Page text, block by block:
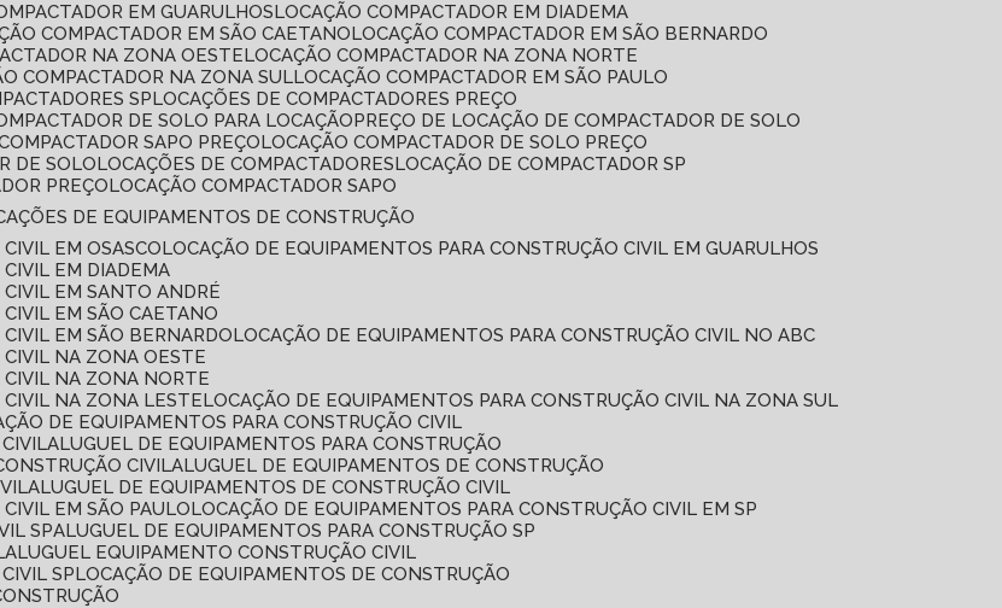
EM GUARULHOS LOCAÇÃO COMPACTADOR EM DIADEMA
COMPACTADOR EM SÃO CAETANO LOCAÇÃO COMPACTADOR EM SÃO BERNARDO
NA ZONA OESTE LOCAÇÃO COMPACTADOR NA ZONA NORTE
COMPACTADOR NA ZONA SUL LOCAÇÃO COMPACTADOR EM SÃO PAULO
SP LOCAÇÕES DE COMPACTADORES PREÇO
DE SOLO PARA LOCAÇÃO
PREÇO DE LOCAÇÃO DE COMPACTADOR DE SOLO
SAPO PREÇO LOCAÇÃO COMPACTADOR DE SOLO PREÇO
DE SOLO LOCAÇÕES DE COMPACTADORES LOCAÇÃO DE COMPACTADOR SP
PREÇO LOCAÇÃO COMPACTADOR SAPO
DE EQUIPAMENTOS DE CONSTRUÇÃO
EM OSASCO LOCAÇÃO DE EQUIPAMENTOS PARA CONSTRUÇÃO CIVIL EM GUARULHOS
CIVIL EM DIADEMA
CIVIL EM SANTO ANDRÉ
EM SÃO CAETANO
EM SÃO BERNARDO LOCAÇÃO DE EQUIPAMENTOS PARA CONSTRUÇÃO CIVIL NO ABC
CIVIL NA ZONA OESTE
CIVIL NA ZONA NORTE
CIVIL NA ZONA LESTE LOCAÇÃO DE EQUIPAMENTOS PARA CONSTRUÇÃO CIVIL NA ZONA SUL
DE EQUIPAMENTOS PARA CONSTRUÇÃO CIVIL
ALUGUEL DE EQUIPAMENTOS PARA CONSTRUÇÃO
CIVIL ALUGUEL DE EQUIPAMENTOS DE CONSTRUÇÃO
ALUGUEL DE EQUIPAMENTOS DE CONSTRUÇÃO CIVIL
EM SÃO PAULO LOCAÇÃO DE EQUIPAMENTOS PARA CONSTRUÇÃO CIVIL EM SP
SP ALUGUEL DE EQUIPAMENTOS PARA CONSTRUÇÃO SP
ALUGUEL EQUIPAMENTO CONSTRUÇÃO CIVIL
SP LOCAÇÃO DE EQUIPAMENTOS DE CONSTRUÇÃO